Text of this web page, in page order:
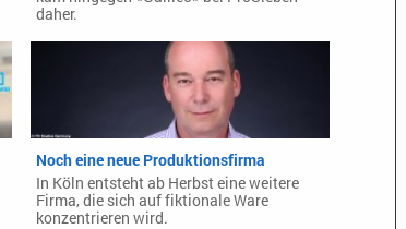
daher.
Noch eine neue Produktionsfirma
In Köln entsteht ab Herbst eine weitere
Firma, die sich auf fiktionale Ware
konzentrieren wird.